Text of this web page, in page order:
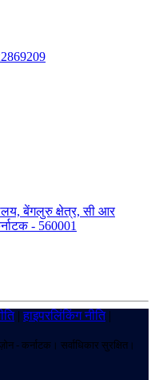
बेंगलुरु क्षेत्र, सी आर
- 560001
|हाइपरलिंकिंग नीति|
- कर्नाटक। सर्वाधिकार सुरक्षित।